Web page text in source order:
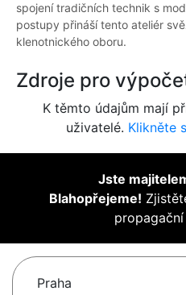
spojení tradičních technik s
postupy přináší tento ateliér
klenotnického oboru.
Zdroje pro
K těmto údajům mají
uživatelé. Klikněte
Jste
Blahopřejeme!
Praha